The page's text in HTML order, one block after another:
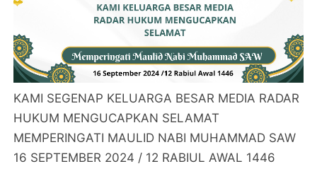
KAMI SEGENAP KELUARGA BESAR MEDIA RADAR
HUKUM MENGUCAPKAN SELAMAT
MEMPERINGATI MAULID NABI MUHAMMAD SAW
16 SEPTEMBER 2024 / 12 RABIUL AWAL 1446